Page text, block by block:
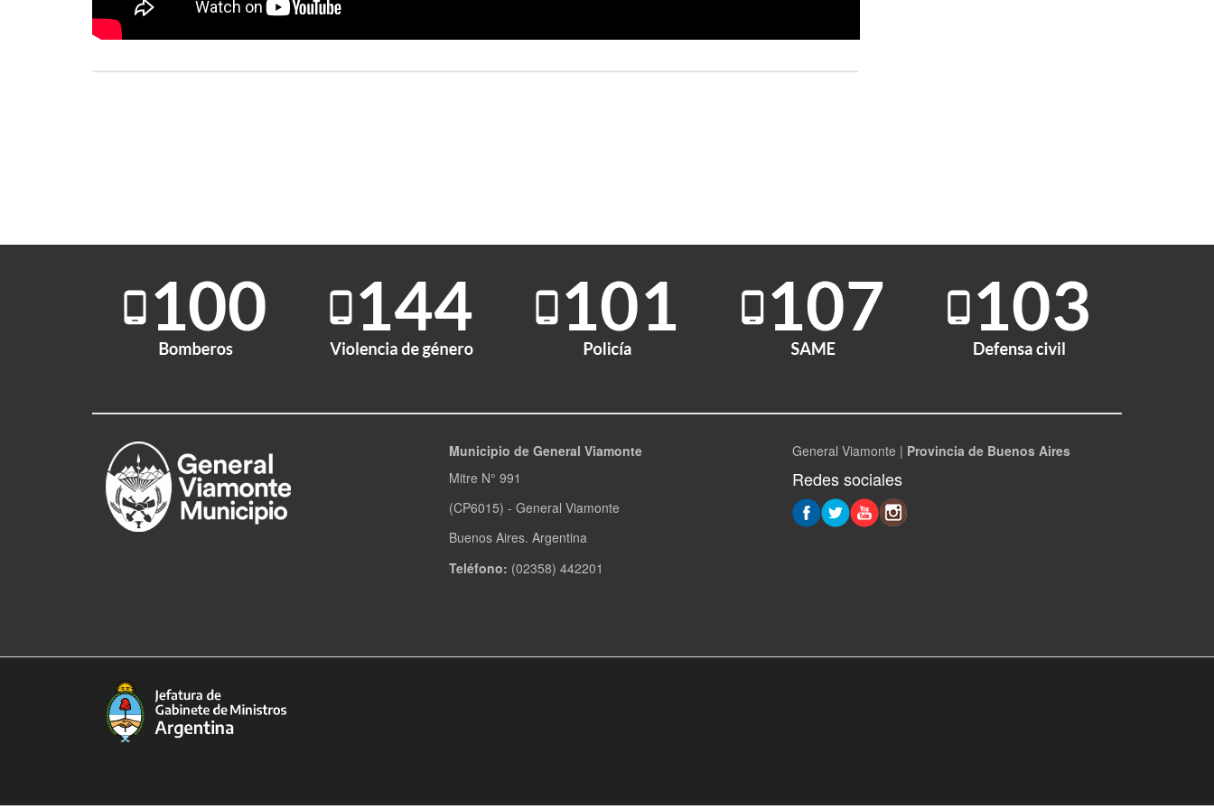
Municipio de General Viamonte
Mitre N° 991
(CP6015) - General Viamonte
Buenos Aires. Argentina
Teléfono: (02358) 442201
General Viamonte | Provincia de Buenos Aires
Redes sociales